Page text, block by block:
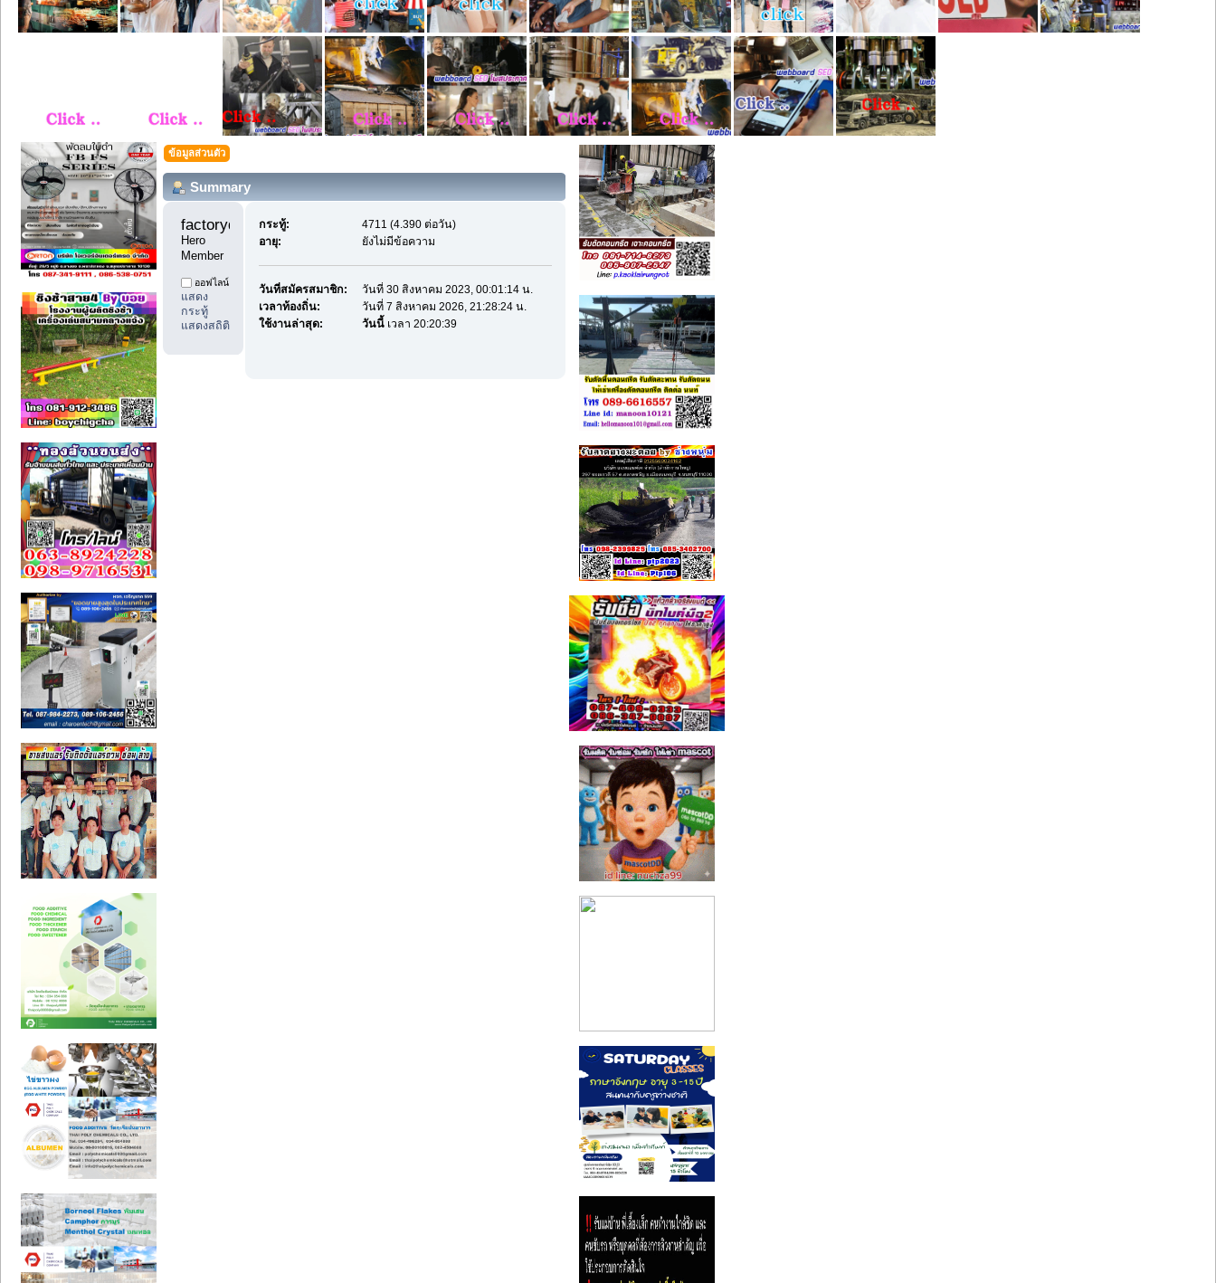
ข้อมูลส่วนตัว
Summary
factoryday1
Hero
Member
ออฟไลน์
แสดง
กระทู้
แสดงสถิติ
กระทู้:
4711 (4.390 ต่อวัน)
อายุ:
ยังไม่มีข้อความ
วันที่สมัครสมาชิก:
วันที่ 30 สิงหาคม 2023, 00:01:14 น.
เวลาท้องถิ่น:
วันที่ 7 สิงหาคม 2026, 21:28:24 น.
ใช้งานล่าสุด:
วันนี้เวลา 20:20:39